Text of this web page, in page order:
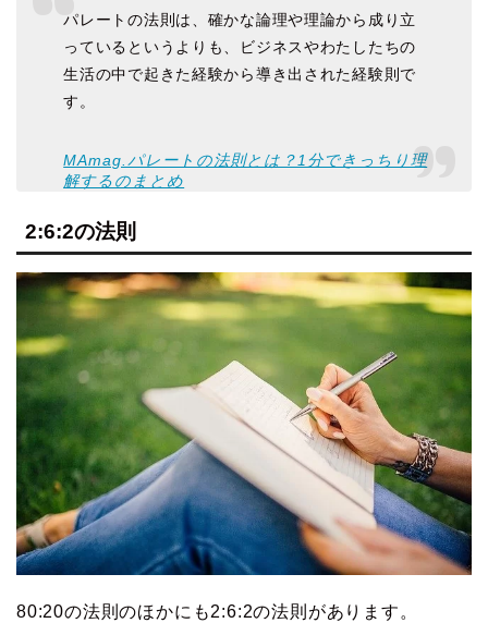
パレートの法則は、確かな論理や理論から成り立
っているというよりも、ビジネスやわたしたちの
生活の中で起きた経験から導き出された経験則で
す。
MAmag.パレートの法則とは？1分できっちり理
解するのまとめ
2:6:2の法則
80:20の法則のほかにも2:6:2の法則があります。